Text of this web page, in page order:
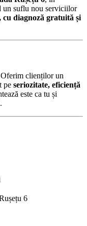
un suflu nou serviciilor
diagnoză gratuită și
clienților un
pe seriozitate, eficiență
este ca tu și
6